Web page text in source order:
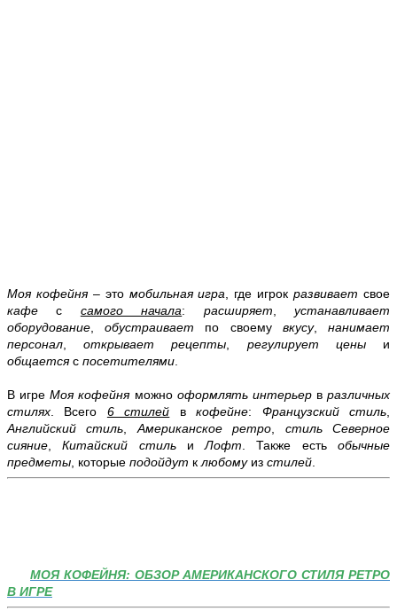
Моя кофейня– это мобильная игра , где игрокразвиваетсвое
кафес самого начала: расширяет ,устанавливает
оборудование ,обустраивает по своему вкусу,нанимает
персонал ,открывает рецепты регулирует ценыи
общаетсяс посетителями
В игреМоя кофейняможно оформлять интерьерв различных
стилях . Всего 6 стилей вкофейне: Французский стиль
Английский стиль
Американское ретро
стиль Северное
сияние ,Китайский стильиЛофт . Также естьобычные
предметы , которые подойдут к любому из стилей
МОЯ КОФЕЙНЯ: ОБЗОР АМЕРИКАНСКОГО СТИЛЯ РЕТРО
В ИГРЕ